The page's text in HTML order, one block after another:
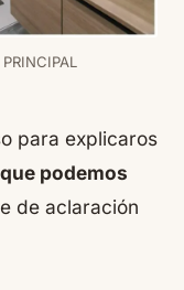
para explicaros
podemos
de aclaración